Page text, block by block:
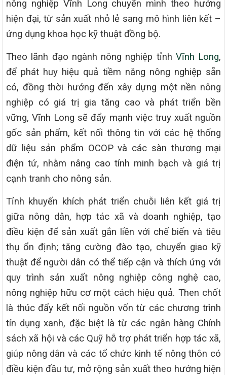
nông nghiệp Vĩnh Long chuyển mình theo hướng
hiện đại, từ sản xuất nhỏ lẻ sang mô hình liên kết –
ứng dụng khoa học kỹ thuật đồng bộ.
Theo lãnh đạo ngành nông nghiệp tỉnh Vĩnh Long,
để phát huy hiệu quả tiềm năng nông nghiệp sẵn
có, đồng thời hướng đến xây dựng một nền nông
nghiệp có giá trị gia tăng cao và phát triển bền
vững, Vĩnh Long sẽ đẩy mạnh việc truy xuất nguồn
gốc sản phẩm, kết nối thông tin với các hệ thống
dữ liệu sản phẩm OCOP và các sàn thương mại
điện tử, nhằm nâng cao tính minh bạch và giá trị
cạnh tranh cho nông sản.
Tỉnh khuyến khích phát triển chuỗi liên kết giá trị
giữa nông dân, hợp tác xã và doanh nghiệp, tạo
điều kiện để sản xuất gắn liền với chế biến và tiêu
thụ ổn định; tăng cường đào tạo, chuyển giao kỹ
thuật để người dân có thể tiếp cận và thích ứng với
quy trình sản xuất nông nghiệp công nghệ cao,
nông nghiệp hữu cơ một cách hiệu quả. Then chốt
là thúc đẩy kết nối nguồn vốn từ các chương trình
tín dụng xanh, đặc biệt là từ các ngân hàng Chính
sách xã hội và các Quỹ hỗ trợ phát triển hợp tác xã,
giúp nông dân và các tổ chức kinh tế nông thôn có
điều kiện đầu tư, mở rộng sản xuất theo hướng hiện